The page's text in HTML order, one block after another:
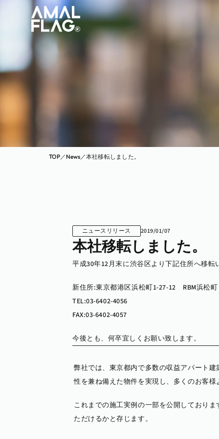
TOP／ News／本社移転しました。
ニュースリリース 2019/01/07
本社移転しました。
平成30年12月末に渋谷区より下記住所へ移転
新住所:東京都港区浜松町1‐27‐12　RBM浜松
TEL:03‐6402‐4056
FAX:03‐6402‐4057
今後とも、何卒宜しくお願い致します。
弊社では、東京都内で多数の収益アパート
性を兼ね備えた物件を実現し、多くのお客様
これまでの施工実例の一部を公開しており
ただけるかと存じます。